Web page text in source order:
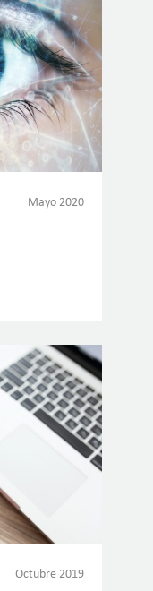
Mayo 2020
Octubre 2019